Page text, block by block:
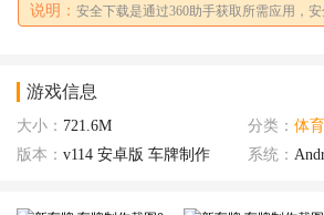
说明： 安全下载是通过360助手获取所需应用，安
游戏信息
大小： 721.6M 分类： 体
版本： v114 安卓版 车牌制作 系统：